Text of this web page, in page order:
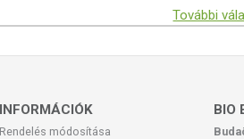
tálban keverje össze a száraz
Olajozza ki a sütőformát kókuszolajjal.
egy bögre fagyasztott málna és áfonya
1/3 bögre vizet és főzze néhány percig.
További
INFORMÁCIÓK
Rendelés módosítása
BIO